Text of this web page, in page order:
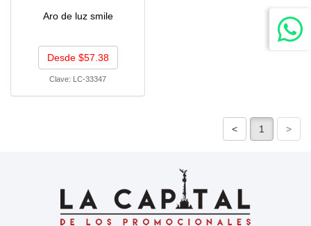
Aro de luz smile
Desde $57.38
Clave: LC-33347